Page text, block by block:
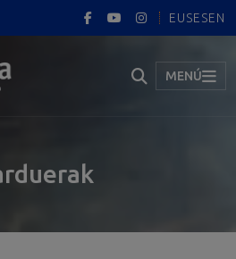
EUSESEN
MENÚ